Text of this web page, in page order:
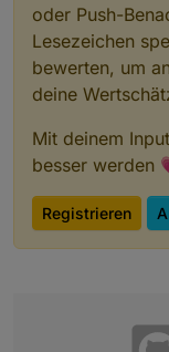
oder Push-
Lesezeichen
bewerten, um
deine
Mit deinem
besser werden
Registrieren